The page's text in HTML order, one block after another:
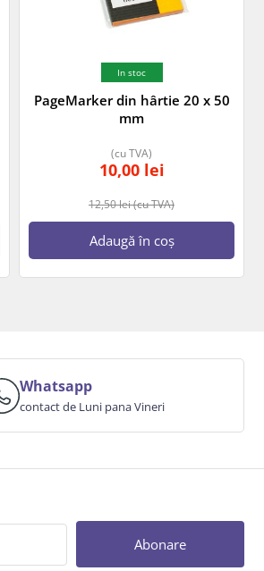
In stoc
PageMarker din hârtie 20 x 50
mm
12,50lei(cu TVA)
10,00 lei
(cu TVA)
Adaugă în coș
Whatsapp
contact de Luni pana Vineri
Abonare